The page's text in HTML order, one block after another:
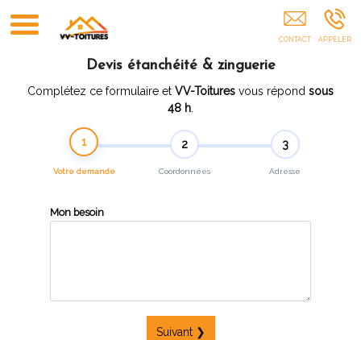
Devis étanchéité & zinguerie
Complétez ce formulaire et VV-Toitures vous répond sous
48 h
1
Votre demande
2
Coordonnées
3
Adresse
Mon besoin
Suivant ❯